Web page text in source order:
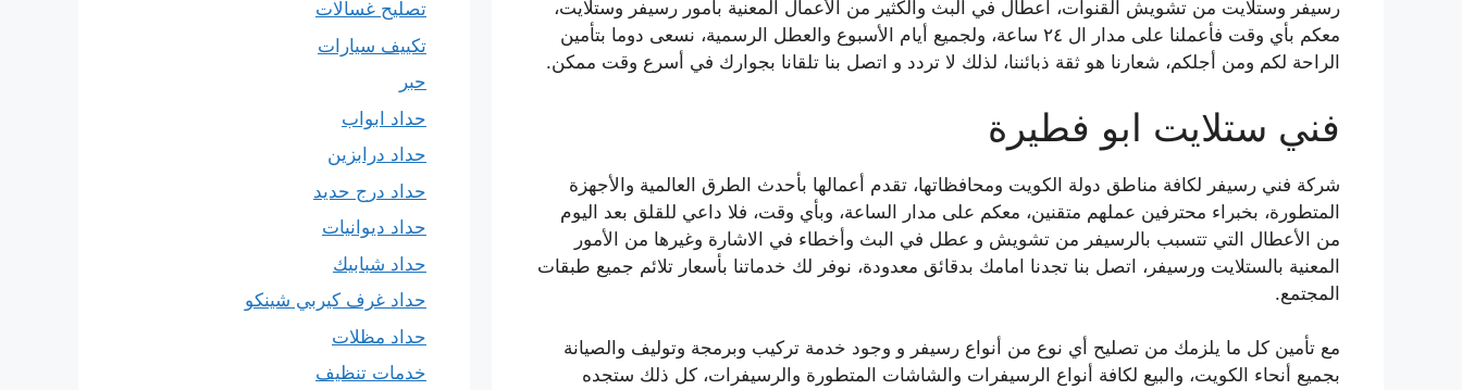
رسيفر وستلايت من تشويش القنوات، أعطال في البث والكثير من الأعمال المعنية بأمور رسيفر وستلايت،
معكم بأي وقت فأعملنا على مدار ال ٢٤ ساعة، ولجميع أيام الأسبوع والعطل الرسمية، نسعى دوما بتأمين
الراحة لكم ومن أجلكم، شعارنا هو ثقة ذبائننا، لذلك لا تردد و اتصل بنا تلقانا بجوارك في أسرع وقت ممكن.
فني ستلايت ابو فطيرة
شركة فني رسيفر لكافة مناطق دولة الكويت ومحافظاتها، تقدم أعمالها بأحدث الطرق العالمية والأجهزة
المتطورة، بخبراء محترفين عملهم متقنين، معكم على مدار الساعة، وبأي وقت، فلا داعي للقلق بعد اليوم
من الأعطال التي تتسبب بالرسيفر من تشويش و عطل في البث وأخطاء في الاشارة وغيرها من الأمور
المعنية بالستلايت ورسيفر، اتصل بنا تجدنا امامك بدقائق معدودة، نوفر لك خدماتنا بأسعار تلائم جميع طبقات
المجتمع.
مع تأمين كل ما يلزمك من تصليح أي نوع من أنواع رسيفر و وجود خدمة تركيب وبرمجة وتوليف والصيانة
بجميع أنحاء الكويت، والبيع لكافة أنواع الرسيفرات والشاشات المتطورة والرسيفرات، كل ذلك ستجده
تصليح غسالات
تكييف سيارات
حبر
حداد ابواب
حداد درابزين
حداد درج حديد
حداد ديوانيات
حداد شبابيك
حداد غرف كيربي شينكو
حداد مظلات
خدمات تنظيف